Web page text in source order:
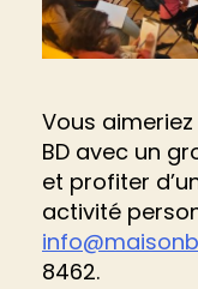
Vous
BD avec un
et profiter
activité
8462.